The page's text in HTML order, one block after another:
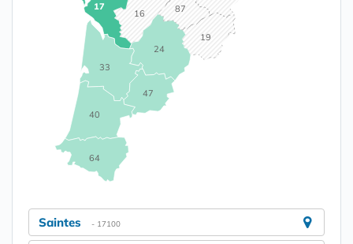
16
17
19
24
33
40
47
64
87
Saintes - 17100